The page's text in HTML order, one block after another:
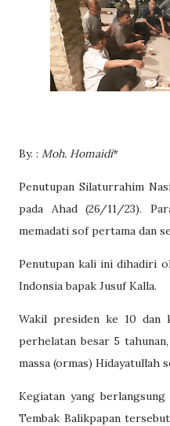
By. : Moh. Homaidi*
Penutupan Silaturrahim
pada Ahad (26/11/23).
memadati sof pertama dan
Penutupan kali ini dihadiri
Indonsia bapak Jusuf Kalla.
Wakil presiden ke 10 dan
perhelatan besar 5
massa (ormas) Hidayatullah
Kegiatan yang
Tembak Balikpapan